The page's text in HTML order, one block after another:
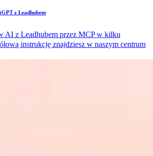
z Leadhubem
AI z Leadhubem przez MCP w kilku
instrukcję znajdziesz w naszym centrum